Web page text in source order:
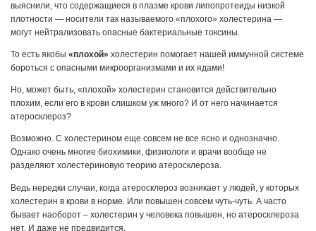
выяснили, что содержащиеся в плазме крови липопротеиды низкой
плотности — носители так называемого «плохого» холестерина —
могут нейтрализовать опасные бактериальные токсины.
То есть якобы «плохой» холестерин помогает нашей иммунной системе
бороться с опасными микроорганизмами и их ядами!
Но, может быть, «плохой» холестерин становится действительно
плохим, если его в крови слишком уж много? И от него начинается
атеросклероз?
Возможно. С холестерином еще совсем не все ясно и однозначно.
Однако очень многие биохимики, физиологи и врачи вообще не
разделяют холестериновую теорию атеросклероза.
Ведь нередки случаи, когда атеросклероз возникает у людей, у которых
холестерин в крови в норме. Или повышен совсем чуть-чуть. А часто
бывает наоборот – холестерин у человека повышен, но атеросклероза
нет. И даже не предвидится.